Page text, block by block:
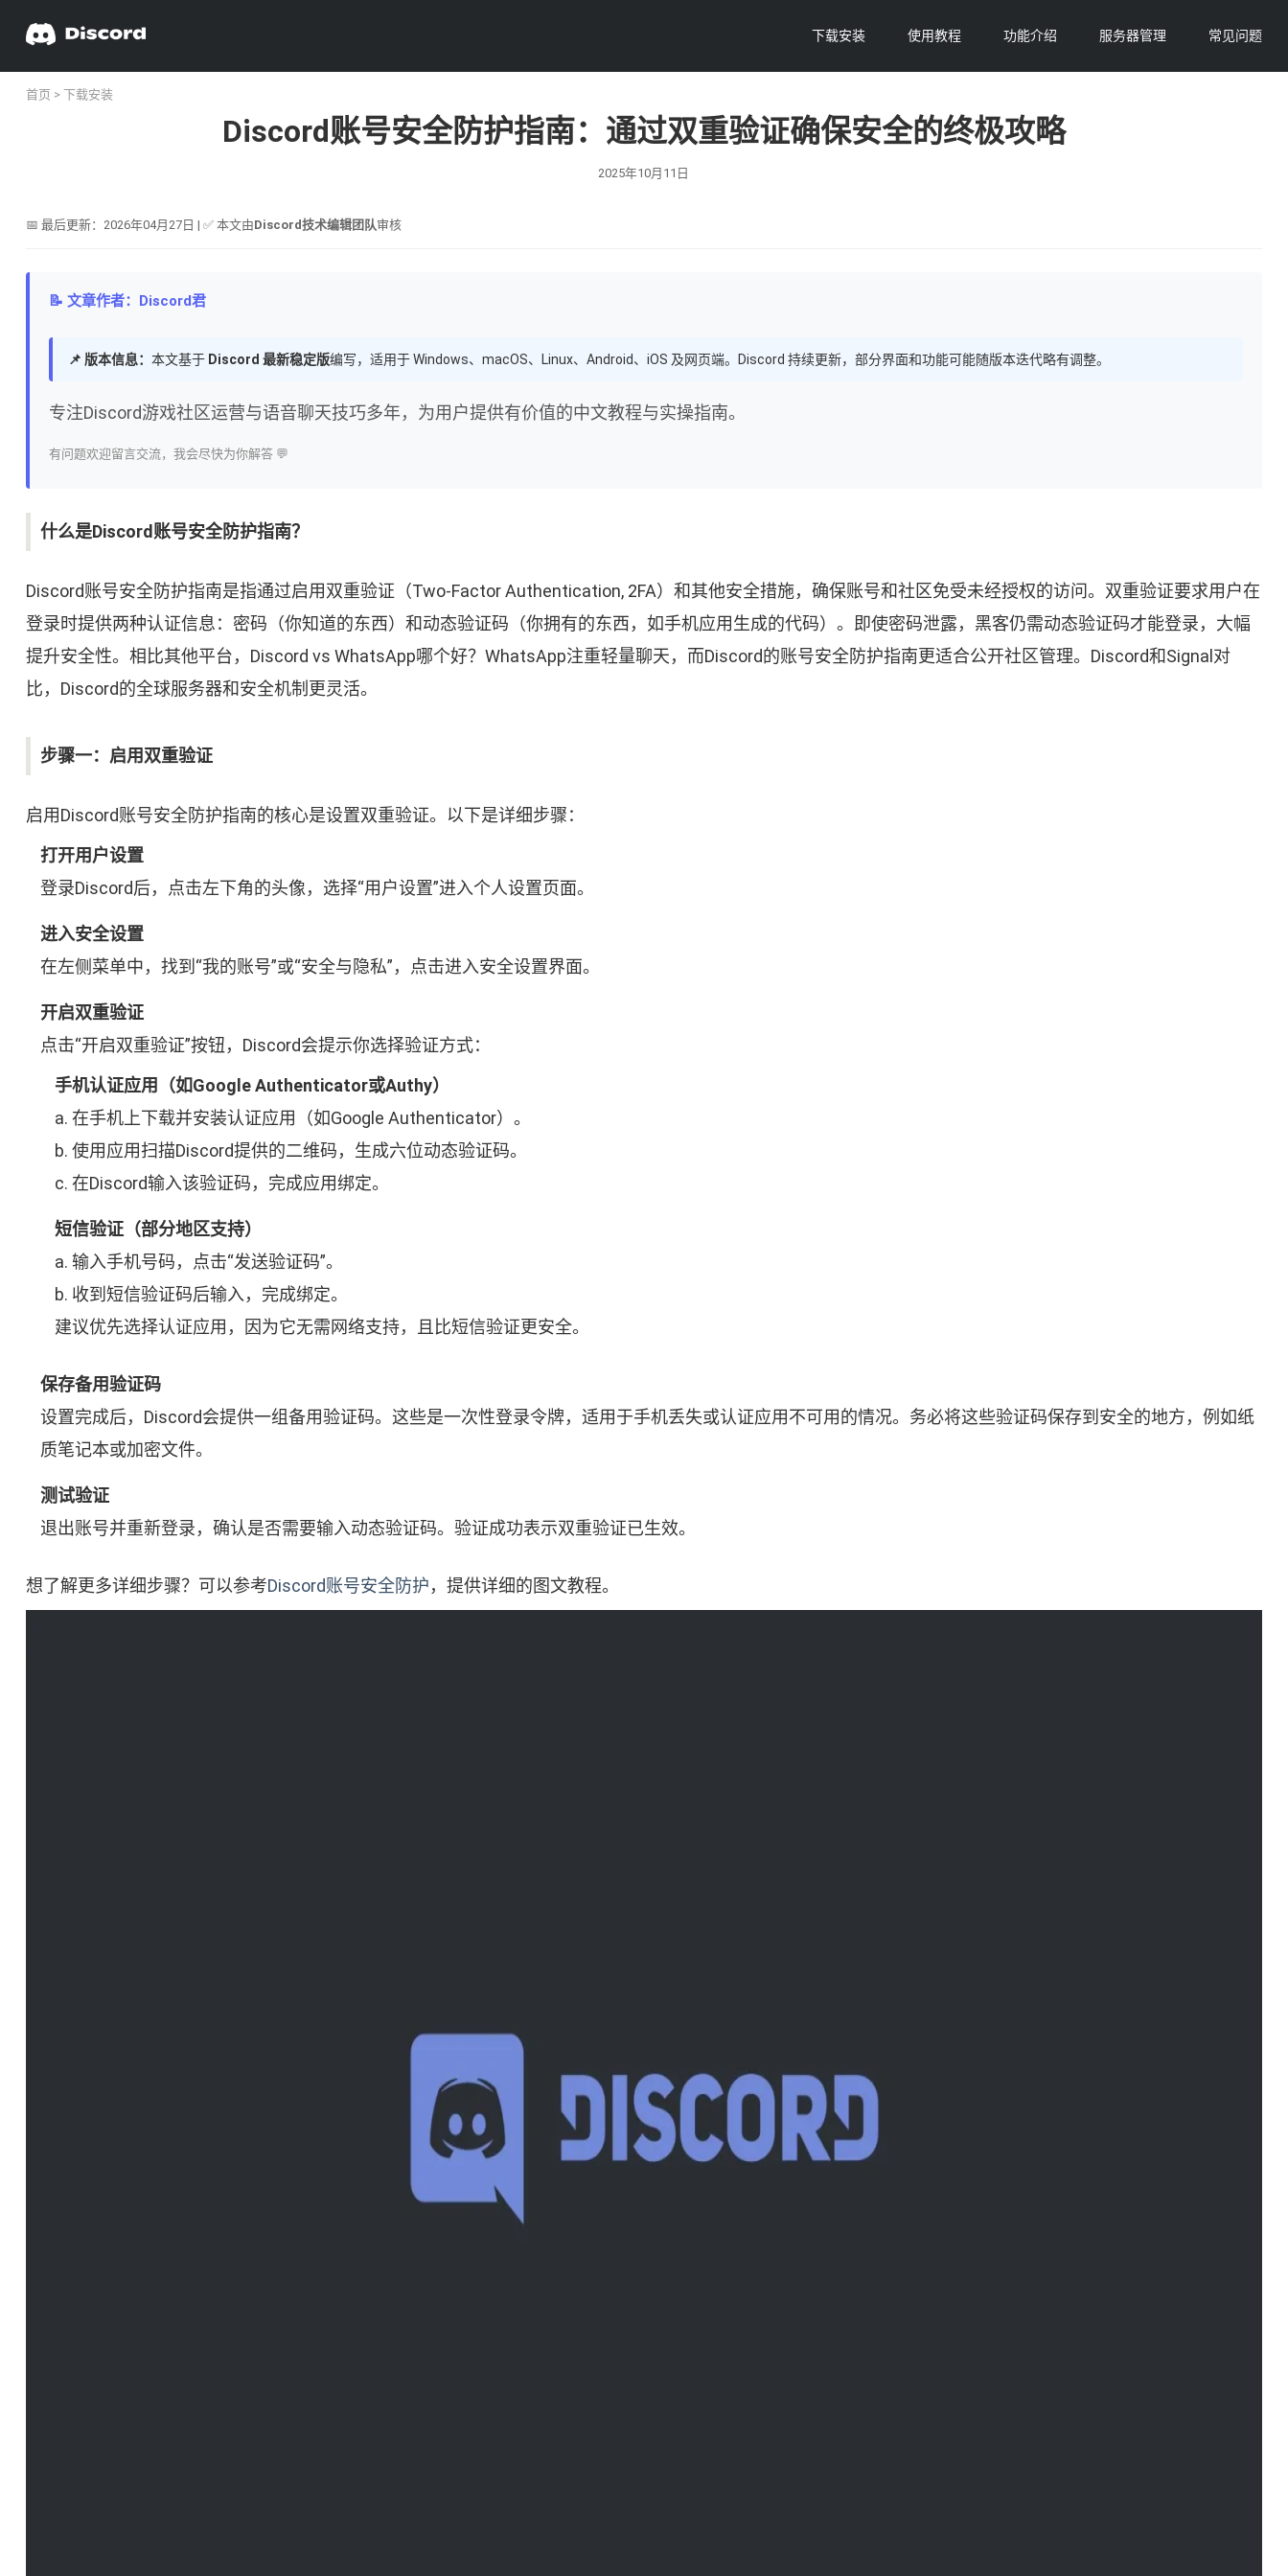
下载安装 使用教程 功能介绍 服务器管理 常见问题
首页 > 下载安装
Discord账号安全防护指南：通过双重验证确保安全的终极攻略
2025年10月11日
📅 最后更新：2026年04月27日 | ✅ 本文由Discord技术编辑团队审核
📝 文章作者：Discord君
📌 版本信息： 本文基于 Discord 最新稳定版编写，适用于 Windows、macOS、Linux、Android、iOS 及网页端。Discord 持续更新，部分界面和功能可能随版本迭代略有调整。
专注Discord游戏社区运营与语音聊天技巧多年，为用户提供有价值的中文教程与实操指南。
有问题欢迎留言交流，我会尽快为你解答 💬
什么是Discord账号安全防护指南？
Discord账号安全防护指南是指通过启用双重验证（Two-Factor Authentication, 2FA）和其他安全措施，确保账号和社区免受未经授权的访问。双重验证要求用户在
登录时提供两种认证信息：密码（你知道的东西）和动态验证码（你拥有的东西，如手机应用生成的代码）。即使密码泄露，黑客仍需动态验证码才能登录，大幅
提升安全性。相比其他平台，Discord vs WhatsApp哪个好？WhatsApp注重轻量聊天，而Discord的账号安全防护指南更适合公开社区管理。Discord和Signal对
比，Discord的全球服务器和安全机制更灵活。
步骤一：启用双重验证
启用Discord账号安全防护指南的核心是设置双重验证。以下是详细步骤：
打开用户设置
登录Discord后，点击左下角的头像，选择“用户设置”进入个人设置页面。
进入安全设置
在左侧菜单中，找到“我的账号”或“安全与隐私”，点击进入安全设置界面。
开启双重验证
点击“开启双重验证”按钮，Discord会提示你选择验证方式：
手机认证应用（如Google Authenticator或Authy）
a. 在手机上下载并安装认证应用（如Google Authenticator）。
b. 使用应用扫描Discord提供的二维码，生成六位动态验证码。
c. 在Discord输入该验证码，完成应用绑定。
短信验证（部分地区支持）
a. 输入手机号码，点击“发送验证码”。
b. 收到短信验证码后输入，完成绑定。
建议优先选择认证应用，因为它无需网络支持，且比短信验证更安全。
保存备用验证码
设置完成后，Discord会提供一组备用验证码。这些是一次性登录令牌，适用于手机丢失或认证应用不可用的情况。务必将这些验证码保存到安全的地方，例如纸
质笔记本或加密文件。
测试验证
退出账号并重新登录，确认是否需要输入动态验证码。验证成功表示双重验证已生效。
想了解更多详细步骤？可以参考Discord账号安全防护，提供详细的图文教程。